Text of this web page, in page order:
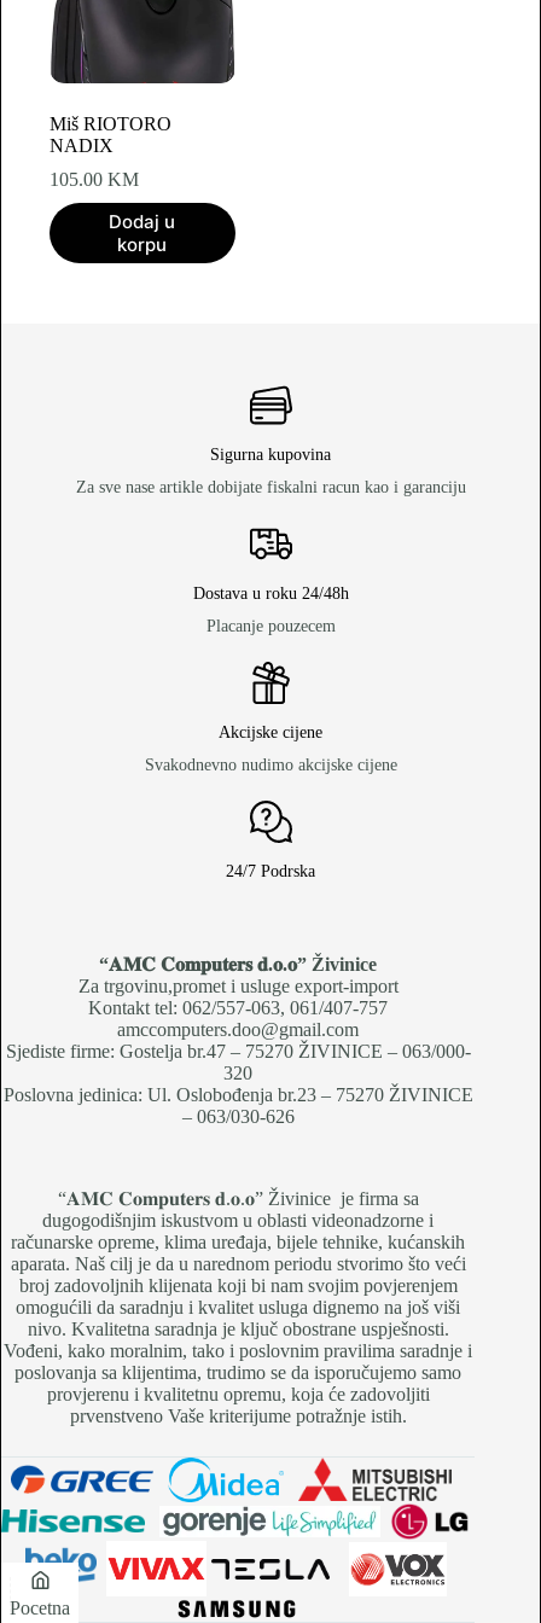
Miš RIOTORO
NADIX
105.00 KM
Dodaj u
korpu
Sigurna kupovina
Za sve nase artikle dobijate fiskalni racun kao i garanciju
Dostava u roku 24/48h
Placanje pouzecem
Akcijske cijene
Svakodnevno nudimo akcijske cijene
24/7 Podrska
“𝐀𝐌𝐂 𝐂𝐨𝐦𝐩𝐮𝐭𝐞𝐫𝐬 𝐝.𝐨.𝐨” Živinice
Za trgovinu,promet i usluge export-import
Kontakt tel: 062/557-063, 061/407-757
amccomputers.doo@gmail.com
Sjediste firme: Gostelja br.47 – 75270 ŽIVINICE – 063/000-
320
Poslovna jedinica: Ul. Oslobođenja br.23 – 75270 ŽIVINICE
– 063/030-626
“𝐀𝐌𝐂 𝐂𝐨𝐦𝐩𝐮𝐭𝐞𝐫𝐬 𝐝.𝐨.𝐨” Živinice je firma sa
dugogodišnjim iskustvom u oblasti videonadzorne i
računarske opreme, klima uređaja, bijele tehnike, kućanskih
aparata. Naš cilj je da u narednom periodu stvorimo što veći
broj zadovoljnih klijenata koji bi nam svojim povjerenjem
omogućili da saradnju i kvalitet usluga dignemo na još viši
nivo. Kvalitetna saradnja je ključ obostrane uspješnosti.
Vođeni, kako moralnim, tako i poslovnim pravilima saradnje i
poslovanja sa klijentima, trudimo se da isporučujemo samo
provjerenu i kvalitetnu opremu, koja će zadovoljiti
prvenstveno Vaše kriterijume potražnje istih.
Pocetna